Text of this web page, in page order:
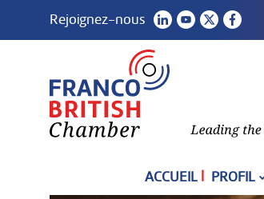
Rejoignez-nous
ACCUEIL PROFIL